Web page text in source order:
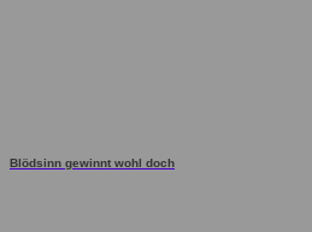
Blödsinn gewinnt wohl doch